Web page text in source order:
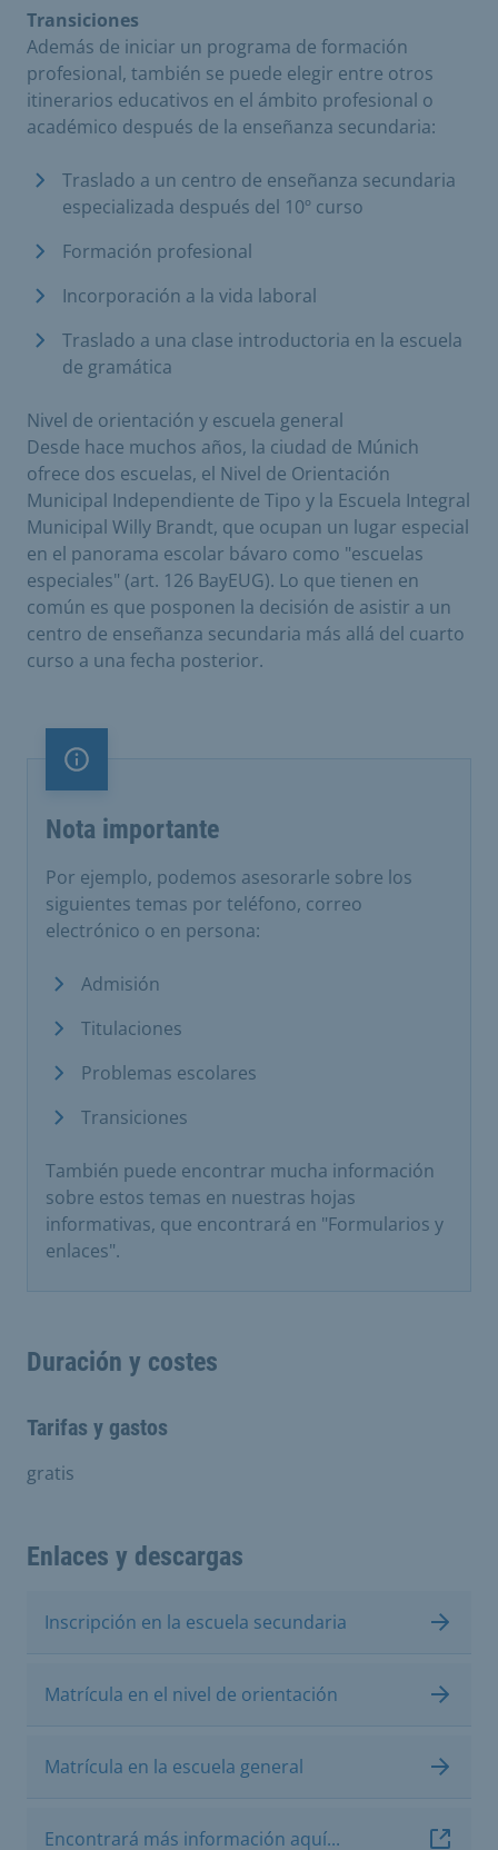
Transiciones
Además de iniciar un programa de formación
profesional, también se puede elegir entre otros
itinerarios educativos en el ámbito profesional o
académico después de la enseñanza secundaria:
Traslado a un centro de enseñanza secundaria
especializada después del 10º curso
Formación profesional
Incorporación a la vida laboral
Traslado a una clase introductoria en la escuela
de gramática
Nivel de orientación y escuela general
Desde hace muchos años, la ciudad de Múnich
ofrece dos escuelas, el Nivel de Orientación
Municipal Independiente de Tipo y la Escuela Integral
Municipal Willy Brandt, que ocupan un lugar especial
en el panorama escolar bávaro como "escuelas
especiales" (art. 126 BayEUG). Lo que tienen en
común es que posponen la decisión de asistir a un
centro de enseñanza secundaria más allá del cuarto
curso a una fecha posterior.
Nota importante
Nota importante
Por ejemplo, podemos asesorarle sobre los
siguientes temas por teléfono, correo
electrónico o en persona:
Admisión
Titulaciones
Problemas escolares
Transiciones
También puede encontrar mucha información
sobre estos temas en nuestras hojas
informativas, que encontrará en "Formularios y
enlaces".
Duración y costes
Tarifas y gastos
gratis
Enlaces y descargas
Inscripción en la escuela secundaria
Matrícula en el nivel de orientación
Matrícula en la escuela general
Encontrará más información aquí...